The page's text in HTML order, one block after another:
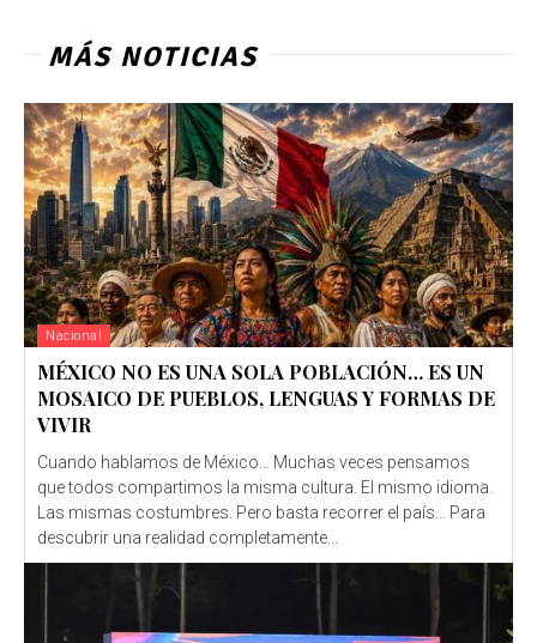
MÁS NOTICIAS
Nacional
MÉXICO NO ES UNA SOLA POBLACIÓN… ES UN
MOSAICO DE PUEBLOS, LENGUAS Y FORMAS DE
VIVIR
Cuando hablamos de México… Muchas veces pensamos
que todos compartimos la misma cultura. El mismo idioma.
Las mismas costumbres. Pero basta recorrer el país… Para
descubrir una realidad completamente...